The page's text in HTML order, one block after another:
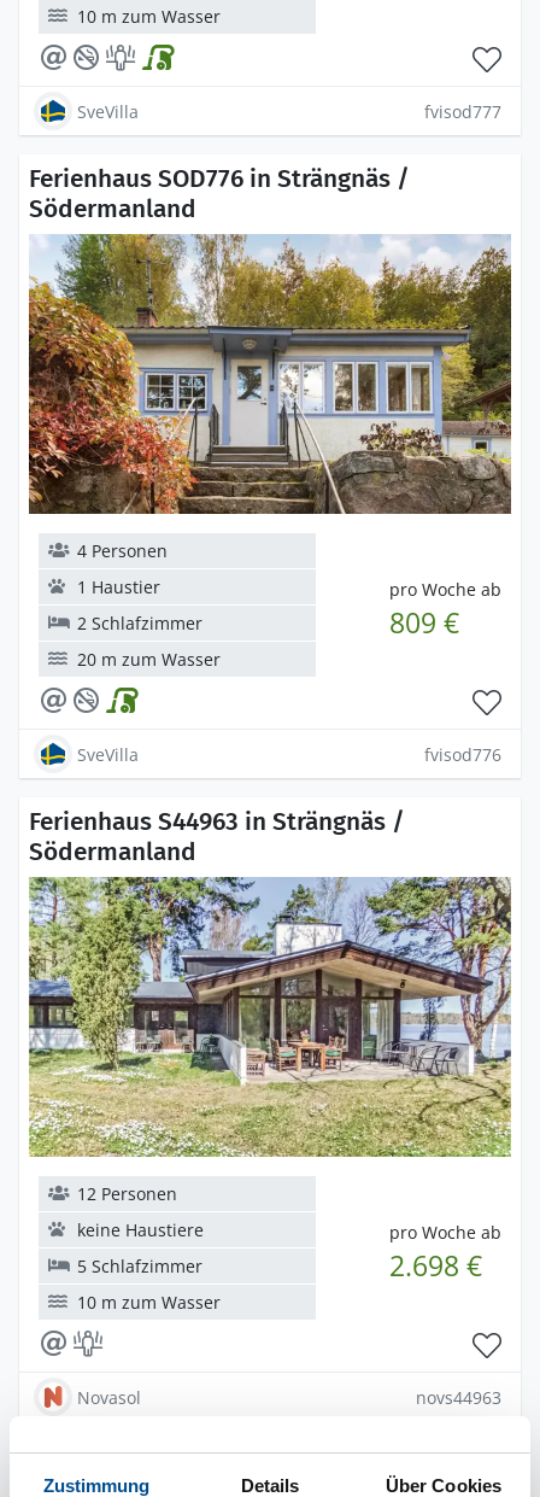
Zustimmung Details Über Cookies
10 m zum Wasser
SveVilla fvisod777
Ferienhaus SOD776 in Strängnäs /
Södermanland
pro Woche ab
809 €
4 Personen
1 Haustier
2 Schlafzimmer
20 m zum Wasser
SveVilla fvisod776
Ferienhaus S44963 in Strängnäs /
Södermanland
pro Woche ab
2.698 €
12 Personen
keine Haustiere
5 Schlafzimmer
10 m zum Wasser
Novasol novs44963
Ferienhaus 65541 in Strängnäs /